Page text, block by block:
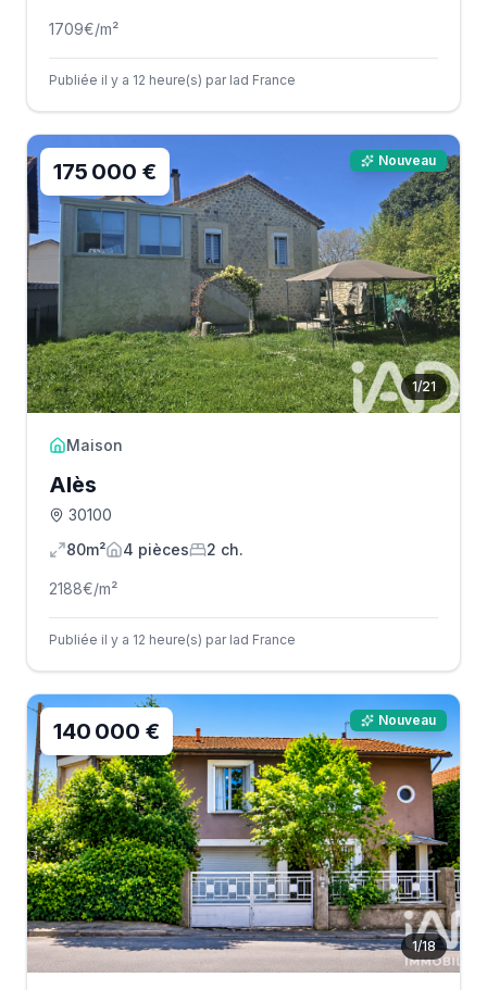
1709€/m²
Publiée il y a 12 heure(s) par Iad France
1/21
175 000 € Nouveau
Maison
Alès
30100
80m²
4 pièces 2 ch.
2188€/m²
Publiée il y a 12 heure(s) par Iad France
1/18
140 000 € Nouveau